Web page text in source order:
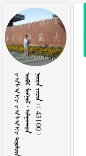
ᠵᠠᠯᠠᠢᠷ ᠵᠠᠯᠠᠢᠷ        43100 